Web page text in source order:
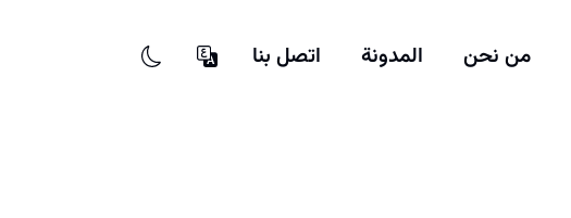
من نحن المدونة اتصل بنا